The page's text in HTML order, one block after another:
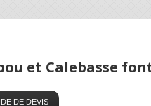
et Calebasse